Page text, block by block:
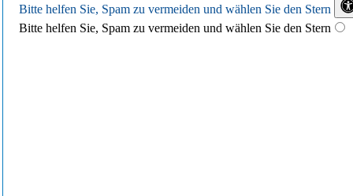
Bitte helfen Sie, Spam zu vermeiden und wählen Sie den Stern
Bitte helfen Sie, Spam zu vermeiden und wählen Sie den Stern